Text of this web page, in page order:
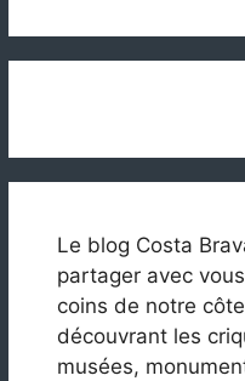
Le blog Costa
partager avec
coins de notre
découvrant les
musées,